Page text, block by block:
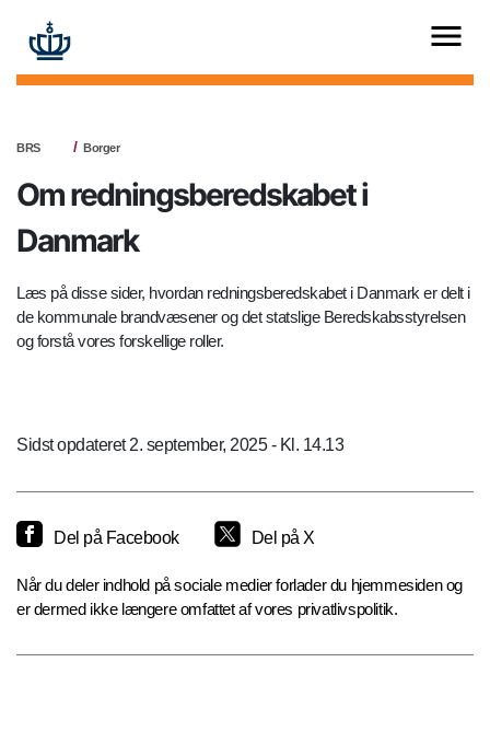
BRS Borger
Om redningsberedskabet i
Danmark
Læs på disse sider, hvordan redningsberedskabet i Danmark er delt i
de kommunale brandvæsener og det statslige Beredskabsstyrelsen
og forstå vores forskellige roller.
Sidst opdateret 2. september, 2025 - Kl. 14.13
Del på Facebook Del på X
Når du deler indhold på sociale medier forlader du hjemmesiden og
er dermed ikke længere omfattet af vores privatlivspolitik.